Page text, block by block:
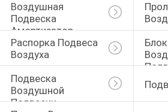
Воздушная
Подвеска
Амортизатор
Ударов
Распорка Подвеса
Воздуха
Подвеска
Воздушной
Подвески